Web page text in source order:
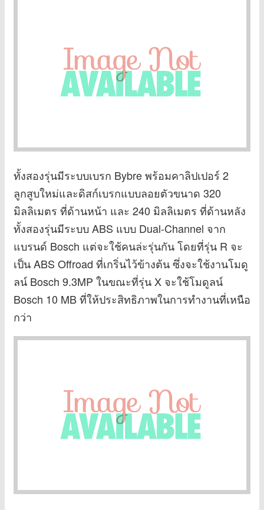
ทั้งสองรุ่นมีระบบเบรก Bybre พร้อมคาลิปเปอร์ 2
ลูกสูบใหม่และดิสก์เบรกแบบลอยตัวขนาด 320
มิลลิเมตร ที่ด้านหน้า และ 240 มิลลิเมตร ที่ด้านหลัง
ทั้งสองรุ่นมีระบบ ABS แบบ Dual-Channel จาก
แบรนด์ Bosch แต่จะใช้คนล่ะรุ่นกัน โดยที่รุ่น R จะ
เป็น ABS Offroad ที่เกริ่นไว้ข้างต้น ซึ่งจะใช้งานโมดู
ลน์ Bosch 9.3MP ในขณะที่รุ่น X จะใช้โมดูลน์
Bosch 10 MB ที่ให้ประสิทธิภาพในการทำงานที่เหนือ
กว่า